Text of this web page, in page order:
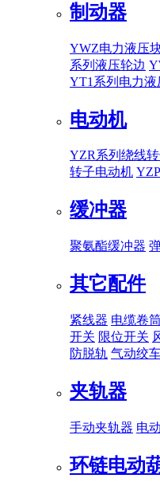
制动器
YWZ电力液压
系列液压轮边
YT1系列电力液
电动机
YZR系列绕线
转子电动机
缓冲器
聚氨酯缓冲器
其它配件
紧线器 电缆卷
开关 限位开关
防脱轨 气动绞
夹轨器
手动夹轨器 电
环链电动